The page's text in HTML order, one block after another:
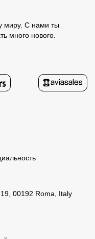
миру. С нами ты
много нового.
00192 Roma, Italy